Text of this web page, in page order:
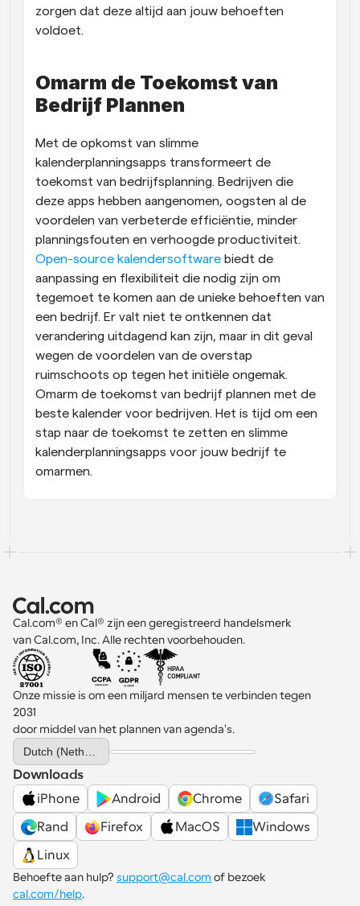
zorgen dat deze altijd aan jouw behoeften
voldoet.
Omarm de Toekomst van
Bedrijf Plannen
Met de opkomst van slimme
kalenderplanningsapps transformeert de
toekomst van bedrijfsplanning. Bedrijven die
deze apps hebben aangenomen, oogsten al de
voordelen van verbeterde efficiëntie, minder
Open-source kalendersoftware biedt de
aanpassing en flexibiliteit die nodig zijn om
tegemoet te komen aan de unieke behoeften van
een bedrijf. Er valt niet te ontkennen dat
verandering uitdagend kan zijn, maar in dit geval
wegen de voordelen van de overstap
ruimschoots op tegen het initiële ongemak.
Omarm de toekomst van bedrijf plannen met de
beste kalender voor bedrijven. Het is tijd om een
stap naar de toekomst te zetten en slimme
kalenderplanningsapps voor jouw bedrijf te
omarmen.
Cal.com® en Cal® zijn een geregistreerd handelsmerk
van Cal.com, Inc. Alle rechten voorbehouden.
Onze missie is om een miljard mensen te verbinden tegen
2031
door middel van het plannen van agenda's.
Select Language
Downloads
iPhone
Android Chrome
Safari
Rand
Firefox MacOS
Windows
Linux
Behoefte aan hulp? support@cal.com
cal.com/help.